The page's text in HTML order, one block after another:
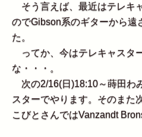
そう言えば、最近はテレキ
のでGibson系のギターから遠
た。
ってか、今はテレキャスタ
な・・・。
次の2/16(日)18:10～蒔田わ
スターでやります。そのまた
こびとさんではVanzandt